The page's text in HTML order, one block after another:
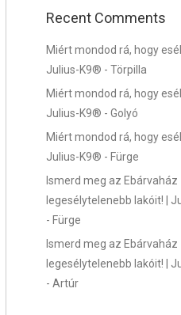
Recent Comments
Miért mondod rá, hogy
Julius-K9® - Törpilla
Miért mondod rá, hogy
Julius-K9® - Golyó
Miért mondod rá, hogy
Julius-K9® - Fürge
Ismerd meg az Ebárvaház
legesélytelenebb lakóit! |
- Fürge
Ismerd meg az Ebárvaház
legesélytelenebb lakóit! |
- Artúr